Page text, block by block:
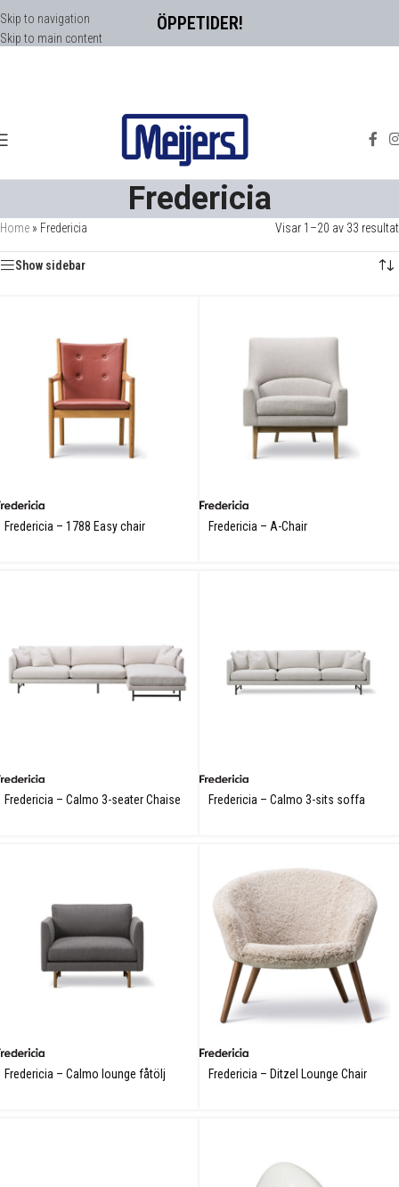
ÖPPETIDER!
Skip to navigation
Skip to main content
Fredericia
Home » Fredericia Visar 1–20 av 33 resultat
Show sidebar
Fredericia – 1788 Easy chair Fredericia – A-Chair
Fredericia – Calmo 3-seater Chaise Fredericia – Calmo 3-sits soffa
Fredericia – Calmo lounge fåtölj Fredericia – Ditzel Lounge Chair